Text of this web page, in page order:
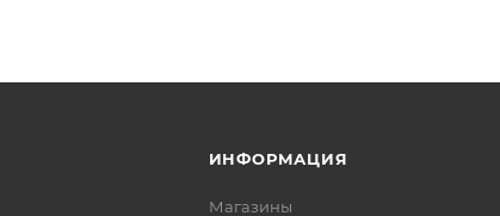
ИНФОРМАЦИЯ
Магазины